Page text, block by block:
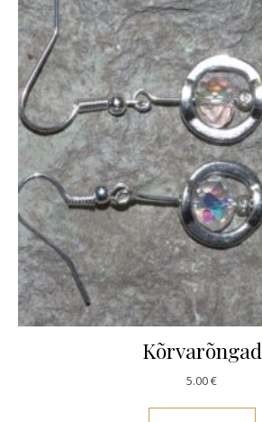
Kõrvarõngad
5.00€